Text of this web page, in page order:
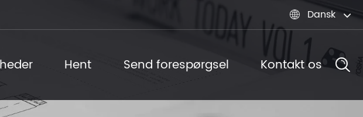
 Dansk
Hent Send forespørgsel Kontakt os